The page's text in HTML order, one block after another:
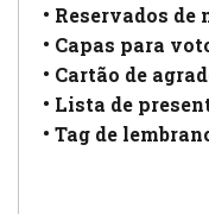
• Reservados de
• Capas para
• Cartão de
• Lista de
• Tag de